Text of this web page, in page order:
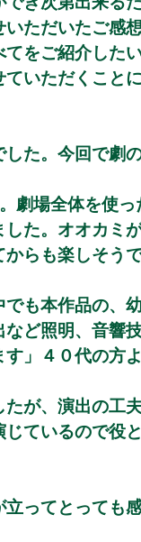
ただいたご感
をご紹介した
いただくこと
した。今回で
劇場全体を使
た。オオカミ
らも楽しそう
でも本作品の
ど照明、音響
」４０代の方
たが、演出の
ているので役
立ってとっても